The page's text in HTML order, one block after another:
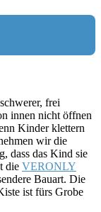
frei
innen nicht öffnen
Kinder klettern
wir die
dass das Kind sie
die VERONLY
Bauart. Die
ist fürs Grobe